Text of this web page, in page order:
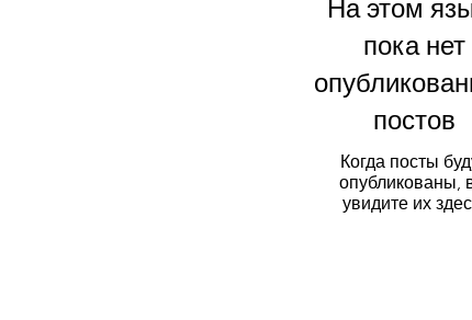
пока нет
постов
Когда посты
опубликованы,
увидите их